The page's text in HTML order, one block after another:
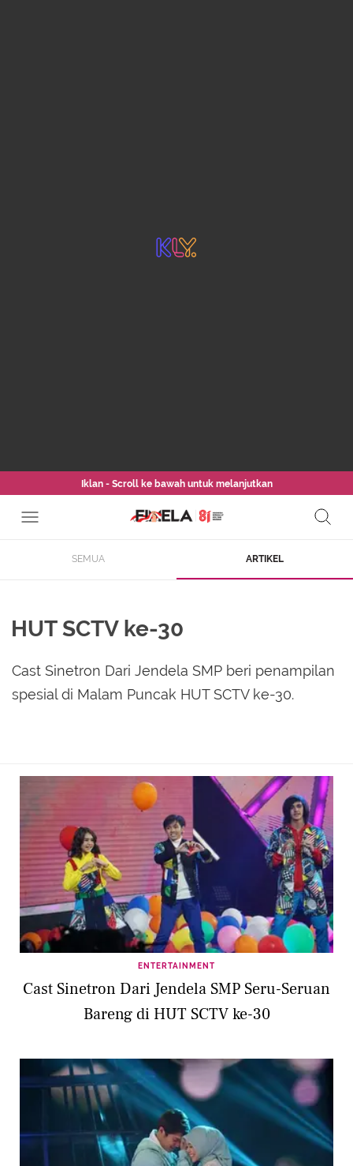
Iklan - Scroll ke bawah untuk melanjutkan
SEMUA ARTIKEL
HUT SCTV ke-30
Cast Sinetron Dari Jendela SMP beri penampilan
spesial di Malam Puncak HUT SCTV ke-30.
ENTERTAINMENT
Cast Sinetron Dari Jendela SMP Seru-Seruan
Bareng di HUT SCTV ke-30